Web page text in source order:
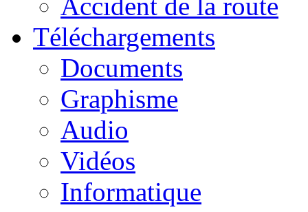
Téléchargements
Documents
Graphisme
Audio
Vidéos
Informatique